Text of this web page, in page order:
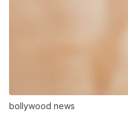
bollywood news